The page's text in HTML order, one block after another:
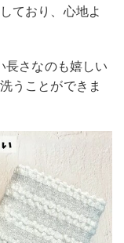
ており、心地よ
長さなのも嬉しい
うことができま